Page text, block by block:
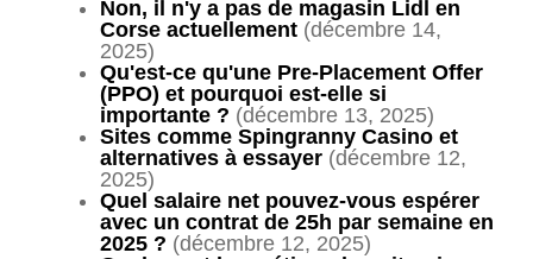
Non, il n'y a pas de magasin Lidl en
Corse actuellement (décembre 14,
2025)
Qu'est-ce qu'une Pre-Placement Offer
(PPO) et pourquoi est-elle si
importante ? (décembre 13, 2025)
Sites comme Spingranny Casino et
alternatives à essayer (décembre 12,
2025)
Quel salaire net pouvez-vous espérer
avec un contrat de 25h par semaine en
2025 ? (décembre 12, 2025)